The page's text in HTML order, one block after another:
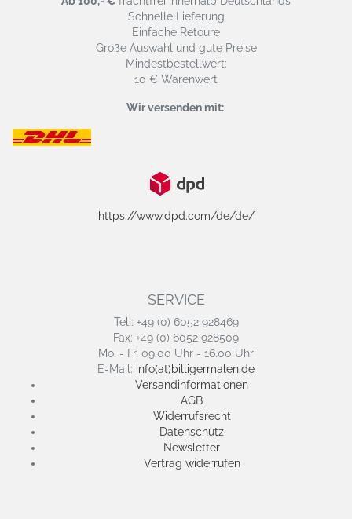
Schnelle Lieferung
Einfache Retoure
Große Auswahl und gute Preise
Mindestbestellwert:
10 € Warenwert
Wir versenden mit:
https://www.dpd.com/de/de/
SERVICE
Tel.: +49 (0) 6052 928469
Fax: +49 (0) 6052 928509
Mo. - Fr. 09.00 Uhr - 16.00 Uhr
E-Mail: info(at)billigermalen.de
Versandinformationen
AGB
Widerrufsrecht
Datenschutz
Newsletter
Vertrag widerrufen